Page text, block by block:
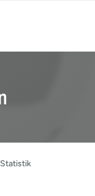
Statistik